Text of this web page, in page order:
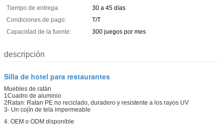
Tiempo de entrega:
30 a 45 días
Condiciones de pago:
T/T
Capacidad de la fuente:
300 juegos por mes
descripción
Silla de hotel para restaurantes
Muebles de ratán
1Cuadro de aluminio
2Ratan: Ratan PE no reciclado, duradero y resistente a los rayos UV
3- Un cojín de tela impermeable
4. OEM o ODM disponible